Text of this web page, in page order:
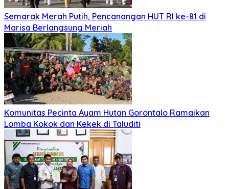
Semarak Merah Putih, Pencanangan HUT RI ke-81 di
Marisa Berlangsung Meriah
Komunitas Pecinta Ayam Hutan Gorontalo Ramaikan
Lomba Kokok dan Kekek di Taluditi